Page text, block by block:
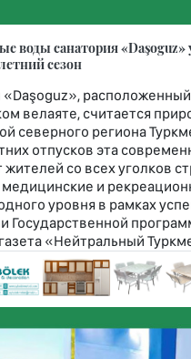
воды санатория
сезон
«Daşoguz»,
велаяте, считается
северного региона
отпусков эта
со всех уголков
медицинские и
уровня в рамках
Государственной
«Нейтральный